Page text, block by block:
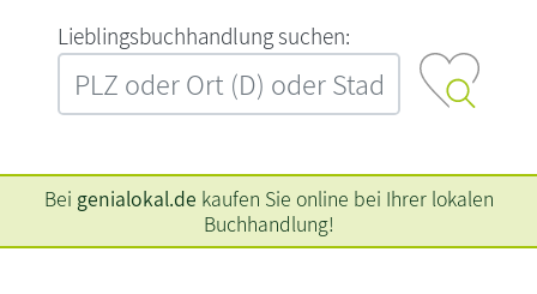
L‍i‍e‍b‍l‍i‍n‍g‍s‍b‍u‍c‍h‍h‍a‍n‍d‍l‍u‍n‍g‍ ‍s‍u‍c‍h‍e‍n‍:‍
Bei genialokal.de kaufen Sie online bei Ihrer lokalen
Buchhandlung!